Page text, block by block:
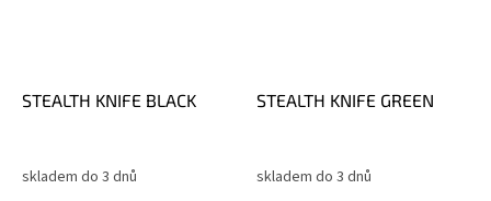
STEALTH KNIFE BLACK
skladem do 3 dnů
STEALTH KNIFE GREEN
skladem do 3 dnů